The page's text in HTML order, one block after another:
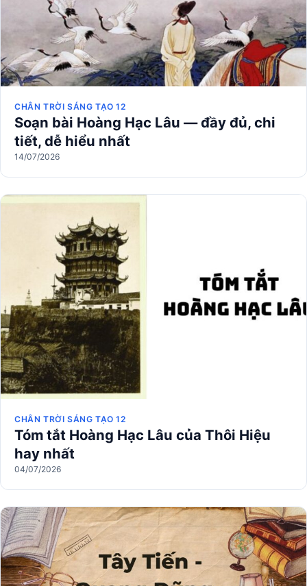
CHÂN TRỜI SÁNG TẠO 12
Soạn bài Hoàng Hạc Lâu — đầy đủ, chi
tiết, dễ hiểu nhất
14/07/2026
CHÂN TRỜI SÁNG TẠO 12
Tóm tắt Hoàng Hạc Lâu của Thôi Hiệu
hay nhất
04/07/2026